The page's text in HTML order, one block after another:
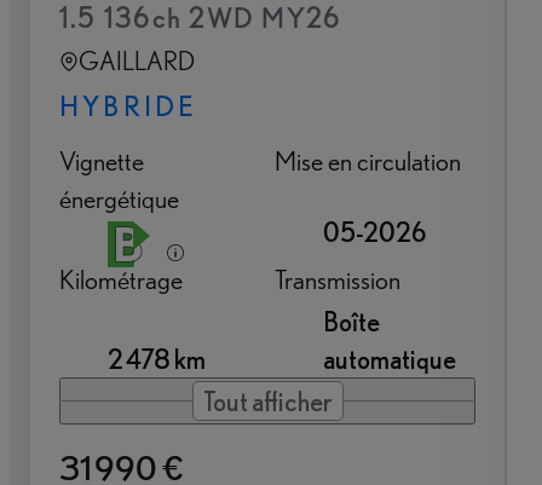
1.5 136ch 2WD MY26
GAILLARD
HYBRIDE
Vignette
énergétique
Mise en circulation
05-2026
Kilométrage
2 478 km
Transmission
Boîte
automatique
Tout afficher
31 990 €